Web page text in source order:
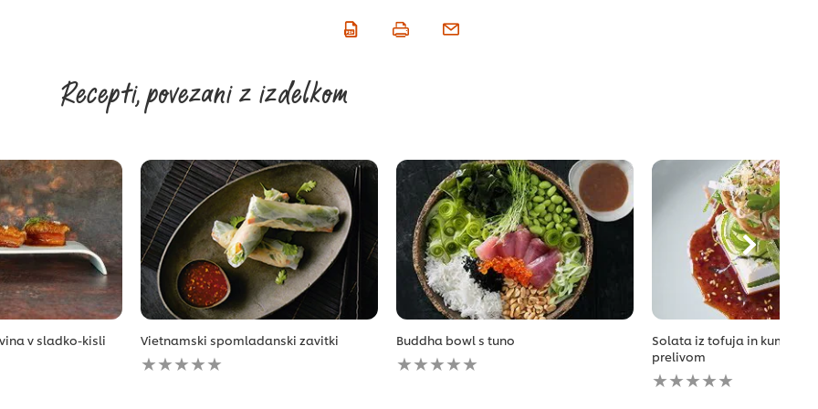
Recepti, povezani z izdelkom
v sladko-kisli
Vietnamski spomladanski zavitki
Za
to
Buddha bowl s tuno
Za
to
Solata iz tofuja in kumar s
prelivom
Za
to